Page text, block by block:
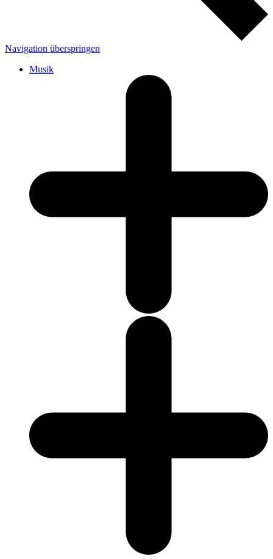
Navigation überspringen
Musik